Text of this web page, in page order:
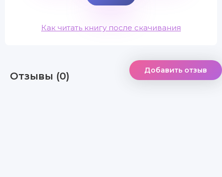
Как читать книгу после скачивания
Отзывы (0) Добавить отзыв